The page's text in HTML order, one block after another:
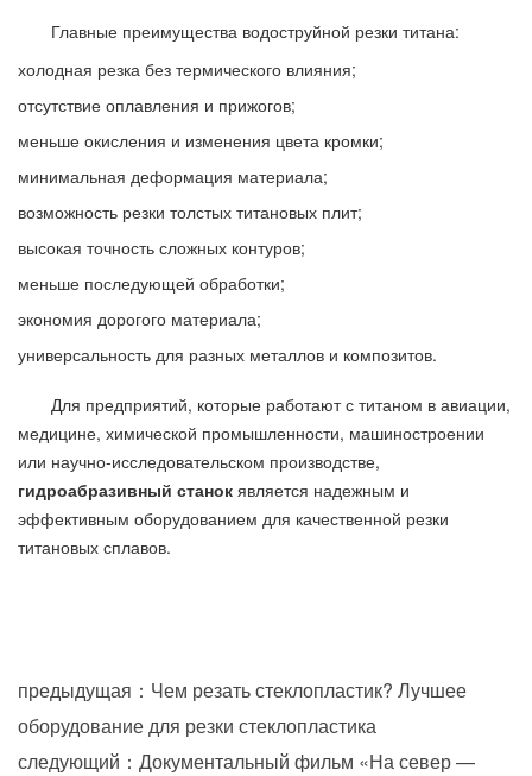
Главные преимущества водоструйной резки титана:
холодная резка без термического влияния;
отсутствие оплавления и прижогов;
меньше окисления и изменения цвета кромки;
минимальная деформация материала;
возможность резки толстых титановых плит;
высокая точность сложных контуров;
меньше последующей обработки;
экономия дорогого материала;
универсальность для разных металлов и композитов.
Для предприятий, которые работают с титаном в авиации,
медицине, химической промышленности, машиностроении
или научно-исследовательском производстве,
гидроабразивный станок является надежным и
эффективным оборудованием для качественной резки
титановых сплавов.
предыдущая：Чем резать стеклопластик? Лучшее
оборудование для резки стеклопластика
следующий：Документальный фильм «На север —